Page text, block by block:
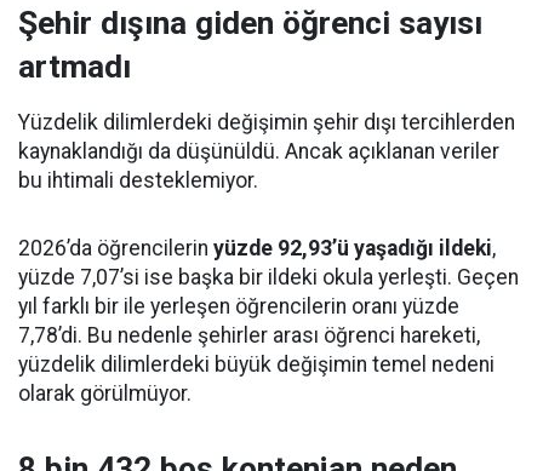
Şehir dışına giden öğrenci sayısı
artmadı
Yüzdelik dilimlerdeki değişimin şehir dışı tercihlerden
kaynaklandığı da düşünüldü. Ancak açıklanan veriler
bu ihtimali desteklemiyor.
2026’da öğrencilerin yüzde 92,93’ü yaşadığı ildeki,
yüzde 7,07’si ise başka bir ildeki okula yerleşti. Geçen
yıl farklı bir ile yerleşen öğrencilerin oranı yüzde
7,78’di. Bu nedenle şehirler arası öğrenci hareketi,
yüzdelik dilimlerdeki büyük değişimin temel nedeni
olarak görülmüyor.